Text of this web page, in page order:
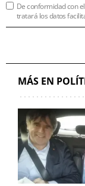
De conformidad con el
tratará los datos
MÁS EN